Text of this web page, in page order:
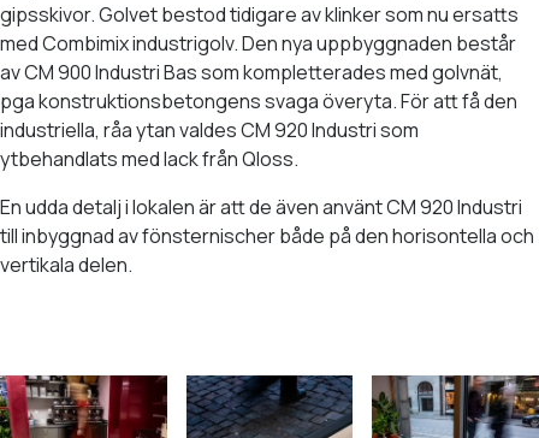
gipsskivor. Golvet bestod tidigare av klinker som nu ersatts
med Combimix industrigolv. Den nya uppbyggnaden består
av CM 900 Industri Bas som kompletterades med golvnät,
pga konstruktionsbetongens svaga överyta. För att få den
industriella, råa ytan valdes CM 920 Industri som
ytbehandlats med lack från Qloss.
En udda detalj i lokalen är att de även använt CM 920 Industri
till inbyggnad av fönsternischer både på den horisontella och
vertikala delen.